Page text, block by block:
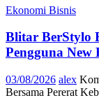
Ekonomi Bisnis
Blitar BerStylo
Pengguna New
03/08/2026 alex
Bersama Pererat